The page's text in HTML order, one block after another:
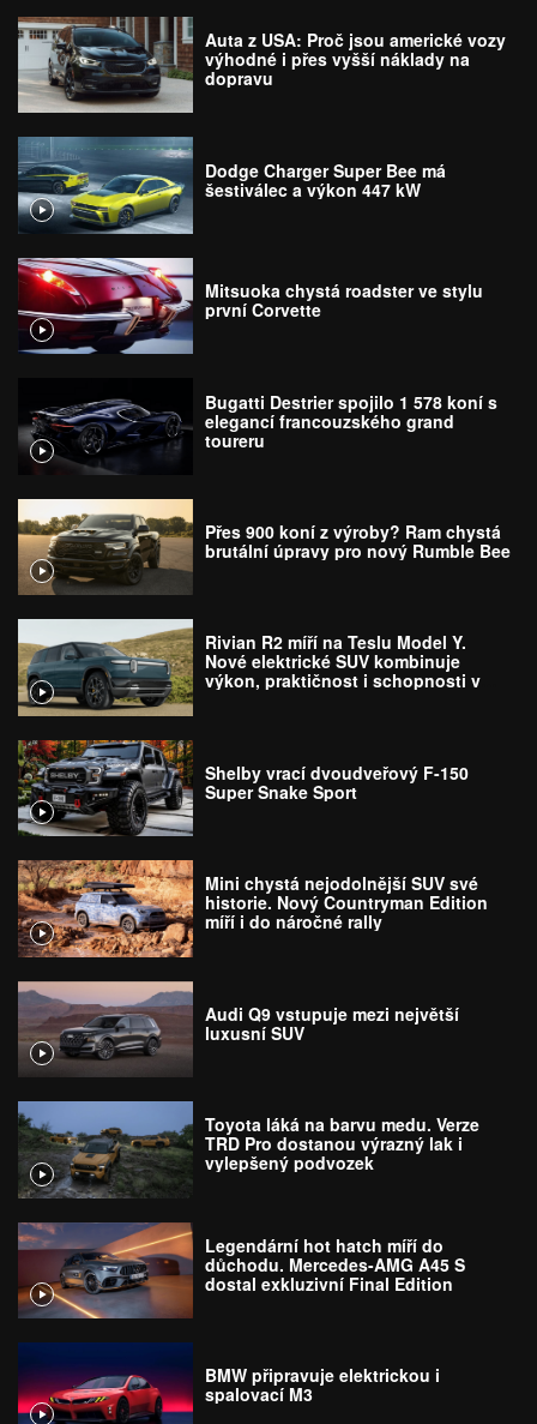
Auta z USA: Proč jsou americké vozy
výhodné i přes vyšší náklady na
dopravu
Dodge Charger Super Bee má
šestiválec a výkon 447 kW
Mitsuoka chystá roadster ve stylu
první Corvette
Bugatti Destrier spojilo 1 578 koní s
elegancí francouzského grand
toureru
Přes 900 koní z výroby? Ram chystá
brutální úpravy pro nový Rumble Bee
Rivian R2 míří na Teslu Model Y.
Nové elektrické SUV kombinuje
výkon, praktičnost i schopnosti v
Shelby vrací dvoudveřový F-150
Super Snake Sport
Mini chystá nejodolnější SUV své
historie. Nový Countryman Edition
míří i do náročné rally
Audi Q9 vstupuje mezi největší
luxusní SUV
Toyota láká na barvu medu. Verze
TRD Pro dostanou výrazný lak i
vylepšený podvozek
Legendární hot hatch míří do
důchodu. Mercedes-AMG A45 S
dostal exkluzivní Final Edition
BMW připravuje elektrickou i
spalovací M3